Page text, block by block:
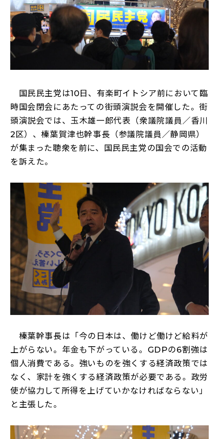
国民民主党は10日、有楽町イトシア前において臨
時国会閉会にあたっての街頭演説会を開催した。街
頭演説会では、玉木雄一郎代表（衆議院議員／香川
2区）、榛葉賀津也幹事長（参議院議員／静岡県）
が集まった聴衆を前に、国民民主党の国会での活動
を訴えた。
榛葉幹事長は「今の日本は、働けど働けど給料が
上がらない。年金も下がっている。GDPの6割強は
個人消費である。強いものを強くする経済政策では
なく、家計を強くする経済政策が必要である。政労
使が協力して所得を上げていかなければならない」
と主張した。